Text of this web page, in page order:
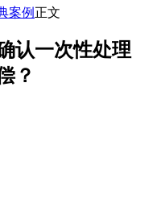
案例 正文
认一次性处理
？